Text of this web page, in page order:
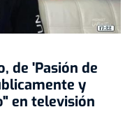
de 'Pasión de
y
en televisión